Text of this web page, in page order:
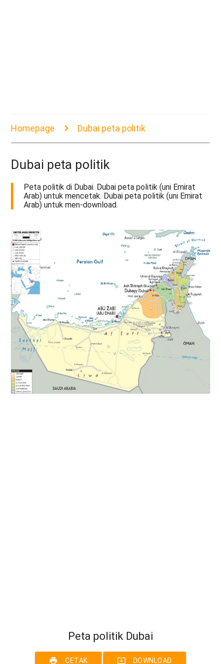
Homepage Dubai peta politik
Dubai peta politik
Peta politik di Dubai. Dubai peta politik (uni Emirat
Arab) untuk mencetak. Dubai peta politik (uni Emirat
Arab) untuk men-download.
Peta politik Dubai
print CETAK system_update_alt DOWNLOAD